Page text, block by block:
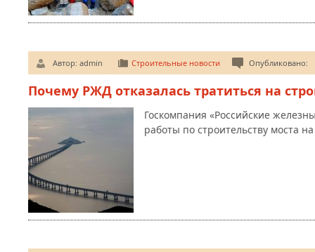
Автор: admin Строительные новости Опубликовано:
Почему РЖД отказалась тратиться на
Госкомпания «Российские
работы по строительству моста